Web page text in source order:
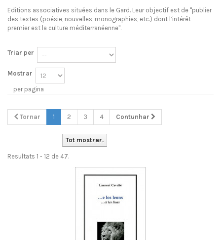
Editions associatives situées dans le Gard. Leur objectif est de "publier
des textes (poésie, nouvelles, monographies, etc.) dont l’intérêt
premier est la culture méditerranéenne" .
Triar per
Mostrar
per pagina
Tornar 1 2 3 4 Contunhar
Tot mostrar.
Resultats 1 - 12 de 47.